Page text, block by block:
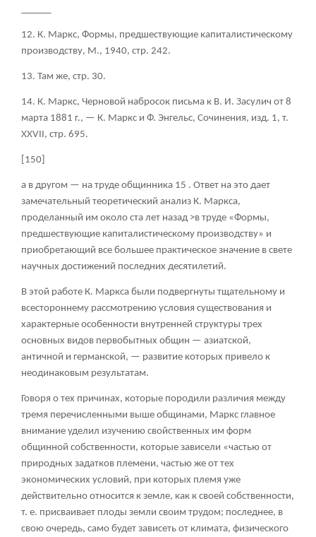
12. К. Маркс, Формы, предшествующие капиталистическому
производству, М., 1940, стр. 242.
13. Там же, стр. 30.
14. К. Маркс, Черновой набросок письма к В. И. Засулич от 8
марта 1881 г., — К. Маркс и Ф. Энгельс, Сочинения, изд. 1, т.
XXVII, стр. 695.
[150]
а в другом — на труде общинника 15 . Ответ на это дает
замечательный теоретический анализ К. Маркса,
проделанный им около ста лет назад >в труде «Формы,
предшествующие капиталистическому производству» и
приобретающий все большее практическое значение в свете
научных достижений последних десятилетий.
В этой работе К. Маркса были подвергнуты тщательному и
всестороннему рассмотрению условия существования и
характерные особенности внутренней структуры трех
основных видов первобытных общин — азиатской,
античной и германской, — развитие которых привело к
неодинаковым результатам.
Говоря о тех причинах, которые породили различия между
тремя перечисленными выше общинами, Маркс главное
внимание уделил изучению свойственных им форм
общинной собственности, которые зависели «частью от
природных задатков племени, частью же от тех
экономических условий, при которых племя уже
действительно относится к земле, как к своей собственности,
т. е. присваивает плоды земли своим трудом; последнее, в
свою очередь, само будет зависеть от климата, физического